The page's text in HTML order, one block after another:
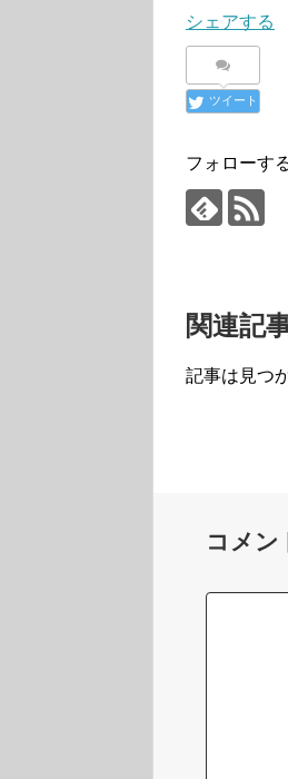
シェアする
ツイート
フォローす
関連記
記事は見つ
コメン